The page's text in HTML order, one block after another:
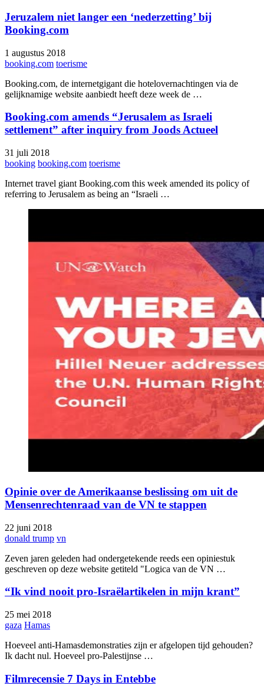
Jeruzalem niet langer een ‘nederzetting’ bij
Booking.com
1 augustus 2018
booking.com toerisme
Booking.com, de internetgigant die hotelovernachtingen via de
gelijknamige website aanbiedt heeft deze week de …
Booking.com amends “Jerusalem as Israeli
settlement” after inquiry from Joods Actueel
31 juli 2018
booking booking.com toerisme
Internet travel giant Booking.com this week amended its policy of
referring to Jerusalem as being an “Israeli …
Opinie over de Amerikaanse beslissing om uit de
Mensenrechtenraad van de VN te stappen
22 juni 2018
donald trump vn
Zeven jaren geleden had ondergetekende reeds een opiniestuk
geschreven op deze website getiteld "Logica van de VN …
“Ik vind nooit pro-Israëlartikelen in mijn krant”
25 mei 2018
gaza Hamas
Hoeveel anti-Hamas­demonstraties zijn er afgelopen tijd gehouden?
Ik dacht nul. Hoeveel pro-Palestijnse …
Filmrecensie 7 Days in Entebbe